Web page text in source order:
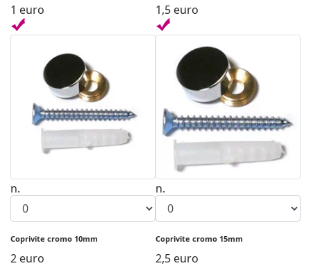
1 euro 1,5 euro
n.
Coprivite cromo 10mm
2 euro
n.
Coprivite cromo 15mm
2,5 euro